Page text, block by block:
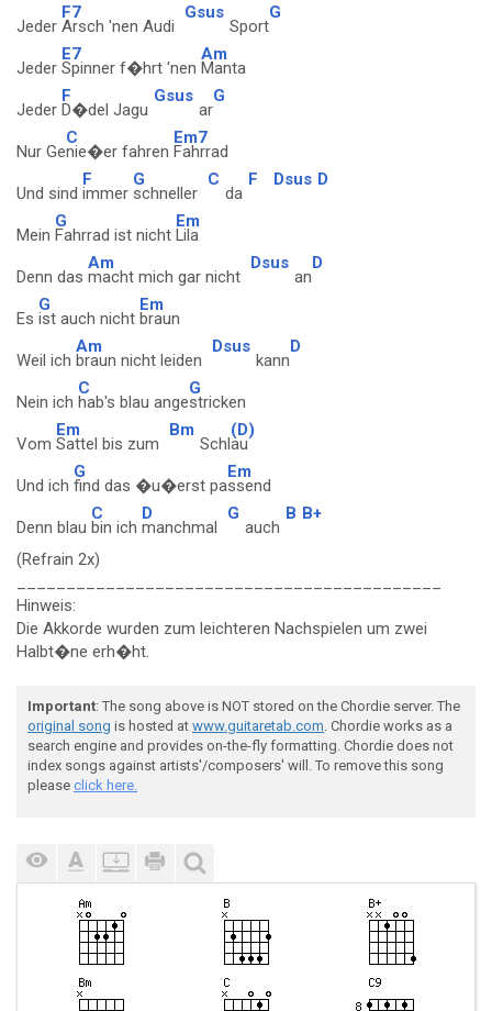
Jeder
F7
Arsch 'nen Audi
Gsus
Sport
G
Jeder
E7
Spinner f�hrt 'nen
Am
Manta
Jeder
F
D�del Jagu
Gsus
ar
G
Nur Ge
C
nie�er fahren
Em7
Fahrrad
Und sind
F
immer
G
schneller
C
da
F Dsus D
Mein
G
Fahrrad ist nicht
Em
Lila
Denn das
Am
macht mich gar nicht
Dsus
an
D
Es
G
ist auch nicht
Em
braun
Weil ich
Am
braun nicht leiden
Dsus
kann
D
Nein ich
C
hab's blau ange
G
stricken
Vom
Em
Sattel bis zum
Bm
Schl
(D)
au
Und ich
G
find das �u�erst pa
Em
ssend
Denn blau
C
bin ich
D
manchmal
G
auch
B B+
(Refrain 2x)
Hinweis:
Die Akkorde wurden zum leichteren Nachspielen um zwei
Halbt�ne erh�ht.
Important: The song above is NOT stored on the Chordie server. The
original song is hosted at www.guitaretab.com. Chordie works as a
search engine and provides on-the-fly formatting. Chordie does not
index songs against artists'/composers' will. To remove this song
please click here.